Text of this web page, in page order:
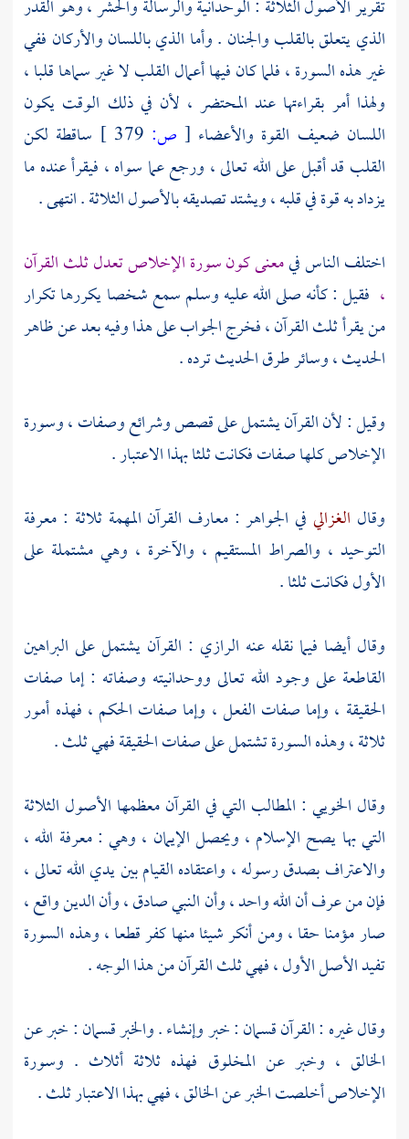
تقرير الأصول الثلاثة : الوحدانية والرسالة والحشر ، وهو القدر
الذي يتعلق بالقلب والجنان . وأما الذي باللسان والأركان ففي
غير هذه السورة ، فلما كان فيها أعمال القلب لا غير سماها قلبا ،
ولهذا أمر بقراءتها عند المحتضر ، لأن في ذلك الوقت يكون
اللسان ضعيف القوة والأعضاء [ ص:
ساقطة لكن
القلب قد أقبل على الله تعالى ، ورجع عما سواه ، فيقرأ عنده ما
يزداد به قوة في قلبه ، ويشتد تصديقه بالأصول الثلاثة . انتهى .
اختلف الناس فيمعنى كون سورة الإخلاص تعدل ثلث القرآن
، فقيل : كأنه صلى الله عليه وسلم سمع شخصا يكررها تكرار
من يقرأ ثلث القرآن ، فخرج الجواب على هذا وفيه بعد عن ظاهر
الحديث ، وسائر طرق الحديث ترده .
وقيل : لأن القرآن يشتمل على قصص وشرائع وصفات ، وسورة
الإخلاص كلها صفات فكانت ثلثا بهذا الاعتبار .
وقال الغزالي في الجواهر : معارف القرآن المهمة ثلاثة : معرفة
التوحيد ، والصراط المستقيم ، والآخرة ، وهي مشتملة على
الأول فكانت ثلثا .
وقال أيضا فيما نقله عنه الرازي : القرآن يشتمل على البراهين
القاطعة على وجود الله تعالى ووحدانيته وصفاته : إما صفات
الحقيقة ، وإما صفات الفعل ، وإما صفات الحكم ، فهذه أمور
ثلاثة ، وهذه السورة تشتمل على صفات الحقيقة فهي ثلث .
وقال الخويي : المطالب التي في القرآن معظمها الأصول الثلاثة
التي بها يصح الإسلام ، ويحصل الإيمان ، وهي : معرفة الله ،
والاعتراف بصدق رسوله ، واعتقاده القيام بين يدي الله تعالى ،
فإن من عرف أن الله واحد ، وأن النبي صادق ، وأن الدين واقع ،
صار مؤمنا حقا ، ومن أنكر شيئا منها كفر قطعا ، وهذه السورة
تفيد الأصل الأول ، فهي ثلث القرآن من هذا الوجه .
وقال غيره : القرآن قسمان : خبر وإنشاء . والخبر قسمان : خبر عن
الخالق ، وخبر عن المخلوق فهذه ثلاثة أثلاث . وسورة
الإخلاص أخلصت الخبر عن الخالق ، فهي بهذا الاعتبار ثلث .